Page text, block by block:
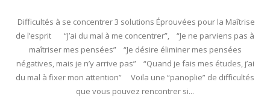
Difficultés à se concentrer 3 solutions Éprouvées pour la Maîtrise
de l’esprit “J’ai du mal à me concentrer”, “Je ne parviens pas à
maîtriser mes pensées” “Je désire éliminer mes pensées
négatives, mais je n’y arrive pas” “Quand je fais mes études, j’ai
du mal à fixer mon attention” Voila une “panoplie” de difficultés
que vous pouvez rencontrer si...